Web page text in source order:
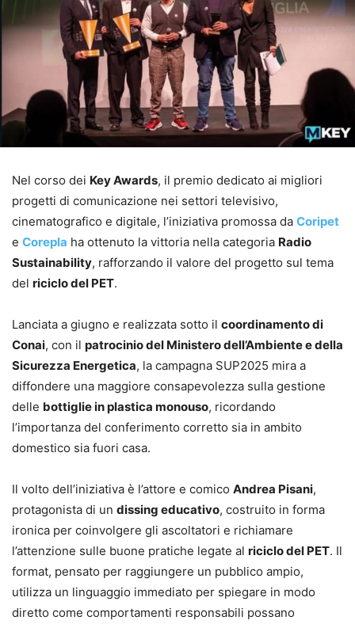
Nel corso dei Key Awards, il premio dedicato ai migliori
progetti di comunicazione nei settori televisivo,
cinematografico e digitale, l’iniziativa promossa da Coripet
e Corepla ha ottenuto la vittoria nella categoria Radio
Sustainability, rafforzando il valore del progetto sul tema
del riciclo del PET.
Lanciata a giugno e realizzata sotto il coordinamento di
Conai, con il patrocinio del Ministero dell’Ambiente e della
Sicurezza Energetica, la campagna SUP2025 mira a
diffondere una maggiore consapevolezza sulla gestione
delle bottiglie in plastica monouso, ricordando
l’importanza del conferimento corretto sia in ambito
domestico sia fuori casa.
Il volto dell’iniziativa è l’attore e comico Andrea Pisani,
protagonista di un dissing educativo, costruito in forma
ironica per coinvolgere gli ascoltatori e richiamare
l’attenzione sulle buone pratiche legate al riciclo del PET. Il
format, pensato per raggiungere un pubblico ampio,
utilizza un linguaggio immediato per spiegare in modo
diretto come comportamenti responsabili possano